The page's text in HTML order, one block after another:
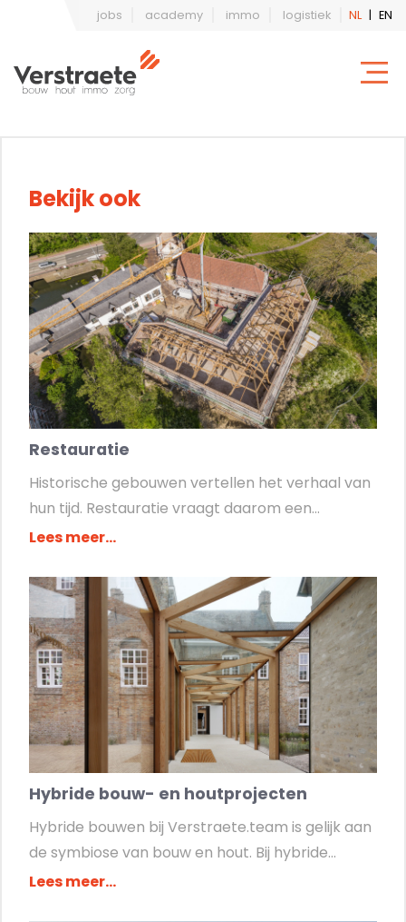
jobs academy immo logistiek NL | EN
Bekijk ook
Restauratie
Historische gebouwen vertellen het verhaal van
hun tijd. Restauratie vraagt daarom een...
Lees meer...
Hybride bouw- en houtprojecten
Hybride bouwen bij Verstraete.team is gelijk aan
de symbiose van bouw en hout. Bij hybride...
Lees meer...